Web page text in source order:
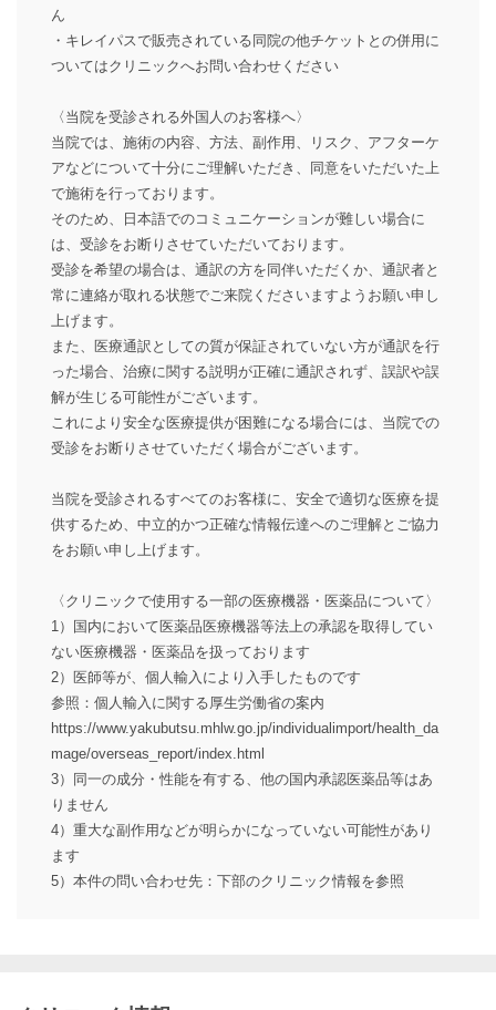
ん
・キレイパスで販売されている同院の他チケットとの併用に
ついてはクリニックへお問い合わせください
〈当院を受診される外国人のお客様へ〉
当院では、施術の内容、方法、副作用、リスク、アフターケ
アなどについて十分にご理解いただき、同意をいただいた上
で施術を行っております。
そのため、日本語でのコミュニケーションが難しい場合に
は、受診をお断りさせていただいております。
受診を希望の場合は、通訳の方を同伴いただくか、通訳者と
常に連絡が取れる状態でご来院くださいますようお願い申し
上げます。
また、医療通訳としての質が保証されていない方が通訳を行
った場合、治療に関する説明が正確に通訳されず、誤訳や誤
解が生じる可能性がございます。
これにより安全な医療提供が困難になる場合には、当院での
受診をお断りさせていただく場合がございます。
当院を受診されるすべてのお客様に、安全で適切な医療を提
供するため、中立的かつ正確な情報伝達へのご理解とご協力
をお願い申し上げます。
〈クリニックで使用する一部の医療機器・医薬品について〉
1）国内において医薬品医療機器等法上の承認を取得してい
ない医療機器・医薬品を扱っております
2）医師等が、個人輸入により入手したものです
参照：個人輸入に関する厚生労働省の案内
https://www.yakubutsu.mhlw.go.jp/individualimport/health_da
mage/overseas_report/index.html
3）同一の成分・性能を有する、他の国内承認医薬品等はあ
りません
4）重大な副作用などが明らかになっていない可能性があり
ます
5）本件の問い合わせ先：下部のクリニック情報を参照